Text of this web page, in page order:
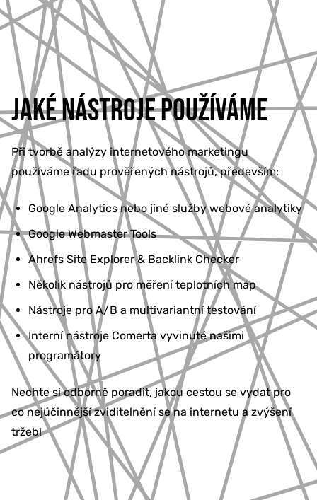
JAKÉ NÁSTROJE POUŽÍVÁME
Při tvorbě analýzy internetového marketingu
používáme řadu prověřených nástrojů, především:
Google Analytics nebo jiné služby webové analytiky
Google Webmaster Tools
Ahrefs Site Explorer & Backlink Checker
Několik nástrojů pro měření teplotních map
Nástroje pro A/B a multivariantní testování
Interní nástroje Comerta vyvinuté našimi
programátory
Nechte si odborně poradit, jakou cestou se vydat pro
co nejúčinnější zviditelnění se na internetu a zvýšení
tržeb!